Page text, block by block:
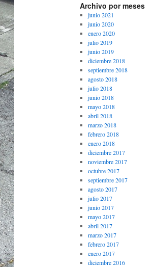
Archivo por meses
junio 2021
junio 2020
enero 2020
julio 2019
junio 2019
diciembre 2018
septiembre 2018
agosto 2018
julio 2018
junio 2018
mayo 2018
abril 2018
marzo 2018
febrero 2018
enero 2018
diciembre 2017
noviembre 2017
octubre 2017
septiembre 2017
agosto 2017
julio 2017
junio 2017
mayo 2017
abril 2017
marzo 2017
febrero 2017
enero 2017
diciembre 2016